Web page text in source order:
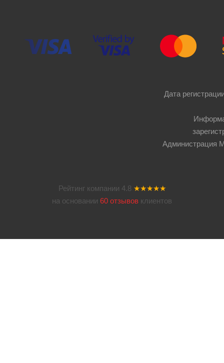
Дата
Администрация
Рейтинг компании 4.8 ★★★★★
на основании 60 отзывов клиентов